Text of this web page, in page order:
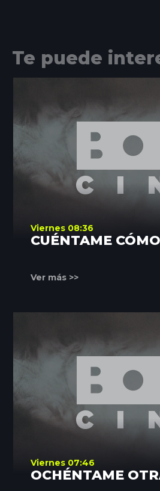
Te puede
Viernes 08:36
CUÉNTAME
Ver más >>
Viernes 07:46
OCHÉNTAME